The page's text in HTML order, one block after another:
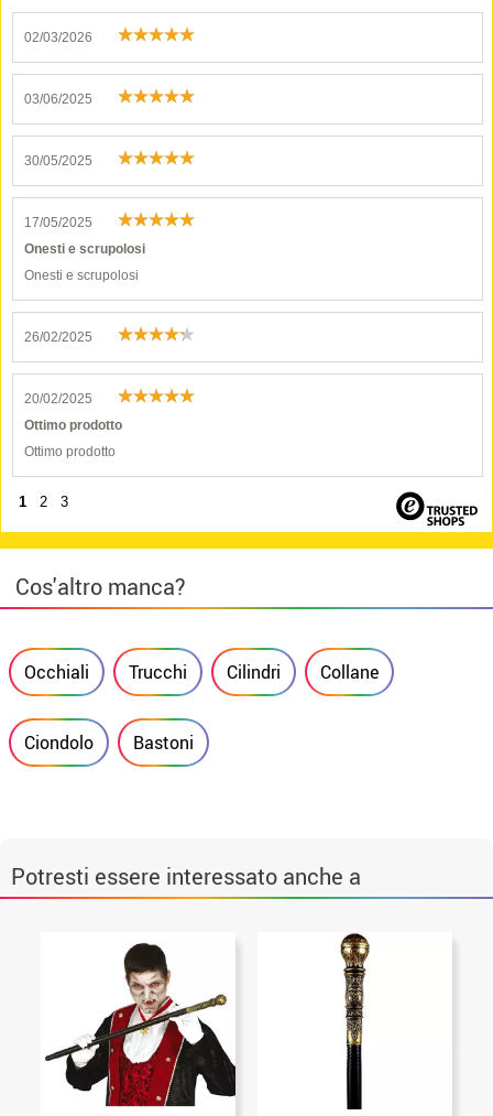
02/03/2026
03/06/2025
30/05/2025
17/05/2025
Onesti e scrupolosi
Onesti e scrupolosi
26/02/2025
20/02/2025
Ottimo prodotto
Ottimo prodotto
1 2 3
Cos'altro manca?
Occhiali Trucchi Cilindri Collane
Ciondolo Bastoni
Potresti essere interessato anche a